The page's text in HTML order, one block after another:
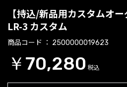
【持込/新品用カスタムオ
LR-3 カスタム
商品コード 2500000019623
￥70,280 税込